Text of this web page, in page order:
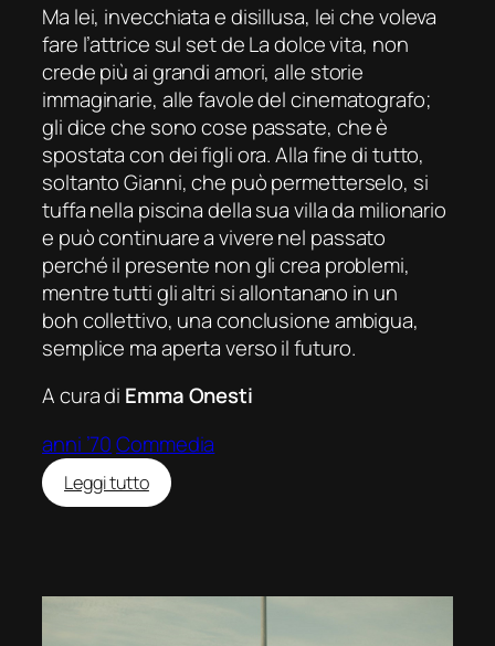
Ma lei, invecchiata e disillusa, lei che voleva
fare l’attrice sul set de La dolce vita, non
crede più ai grandi amori, alle storie
immaginarie, alle favole del cinematografo;
gli dice che sono cose passate, che è
spostata con dei figli ora. Alla fine di tutto,
soltanto Gianni, che può permetterselo, si
tuffa nella piscina della sua villa da milionario
e può continuare a vivere nel passato
perché il presente non gli crea problemi,
mentre tutti gli altri si allontanano in un
boh collettivo, una conclusione ambigua,
semplice ma aperta verso il futuro.
A cura di Emma Onesti
anni ’70Commedia
Leggi tutto:
C’eravamo